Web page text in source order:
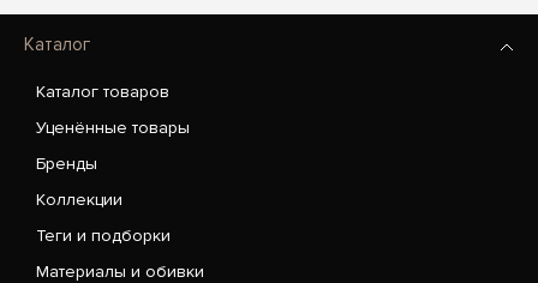
Каталог
Каталог товаров
Уценённые товары
Бренды
Коллекции
Теги и подборки
Материалы и обивки